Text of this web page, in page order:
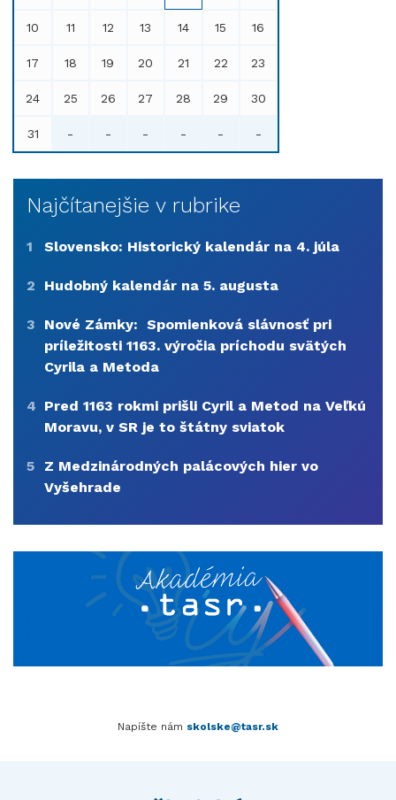
10 11 12 13 14 15 16
17 18 19 20 21 22 23
24 25 26 27 28 29 30
31 - - - - - -
Najčítanejšie v rubrike
1 Slovensko: Historický kalendár na 4. júla
2 Hudobný kalendár na 5. augusta
3
Nové Zámky: Spomienková slávnosť pri
príležitosti 1163. výročia príchodu svätých
Cyrila a Metoda
4 Pred 1163 rokmi prišli Cyril a Metod na Veľkú
Moravu, v SR je to štátny sviatok
5
Z Medzinárodných palácových hier vo
Vyšehrade
Napíšte nám skolske@tasr.sk